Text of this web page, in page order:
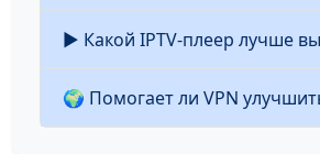
▶️ Какой IPTV-плеер лучше
🌍 Помогает ли VPN